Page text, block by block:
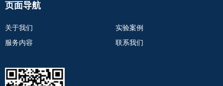
页面导航
关于我们
服务内容
实验案例
联系我们